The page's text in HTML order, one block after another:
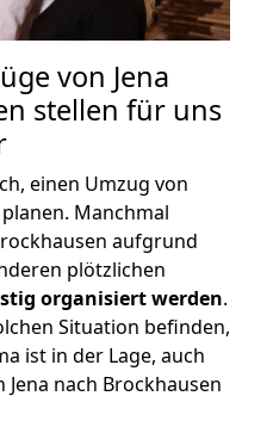
von Jena
stellen für uns
einen Umzug von
Manchmal
aufgrund
plötzlichen
organisiert werden.
Situation befinden,
ist in der Lage, auch
nach Brockhausen